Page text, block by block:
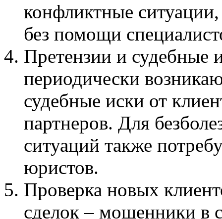
конфликтные
без помощи
Претензии и судебные
периодически
судебные иски от
партнеров. Для
ситуаций также
юристов.
Проверка новых
сделок – мошенники в